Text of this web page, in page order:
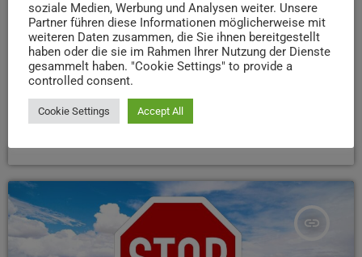
wirtschaftlichen Schäden im Grenzpendlerverkehr.
Studien zeigen, dass viele Betriebe unter
Einschränkungen und finanziellen Einbußen leiden.
Gloden will deshalb beim Migrationsgipfel in München
erneut Druck machen. Von Deutschland fordert er mehr
Kooperation beim Thema Migration.
insert_link
soziale Medien, Werbung und Analysen weiter. Unsere
Partner führen diese Informationen möglicherweise mit
weiteren Daten zusammen, die Sie ihnen bereitgestellt
haben oder die sie im Rahmen Ihrer Nutzung der Dienste
gesammelt haben. "Cookie Settings" to provide a
controlled consent.
Cookie Settings Accept All